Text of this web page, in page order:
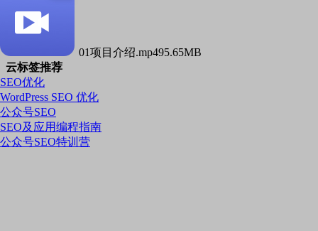
01项目介绍.mp495.65MB
云标签推荐
SEO优化
WordPress SEO 优化
公众号SEO
SEO及应用编程指南
公众号SEO特训营